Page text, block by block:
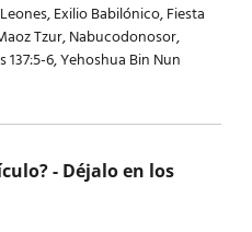
,Exilio Babilónico,Fiesta
Tzur,Nabucodonosor,
137:5-6,Yehoshua Bin Nun
- Déjalo en los